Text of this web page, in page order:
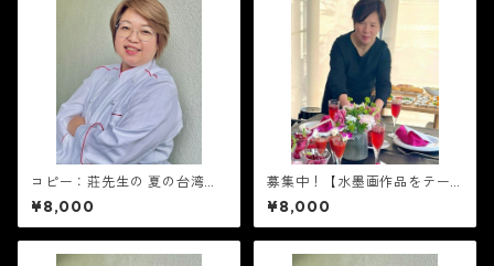
コピー：莊先生の 夏の台湾薬
膳料理教室 8月29日(土)午後の
部14時〜
¥8,000
募集中！【水墨画作品をテー
ブルに使ったお料理教室】 日
時4月11日(土) 10:30〜13:30
¥8,000